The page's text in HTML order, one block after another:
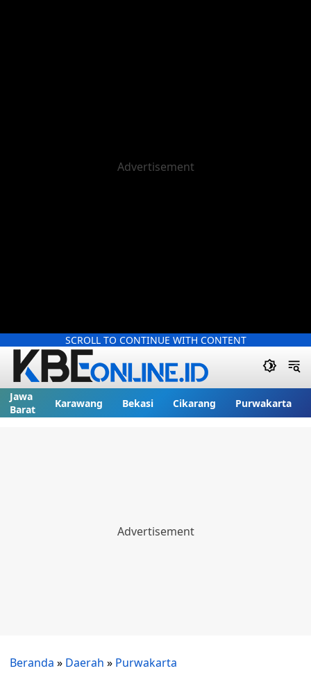
SCROLL TO CONTINUE WITH CONTENT
Jawa
Barat
Karawang Bekasi Cikarang Purwakarta
Beranda » Daerah » Purwakarta